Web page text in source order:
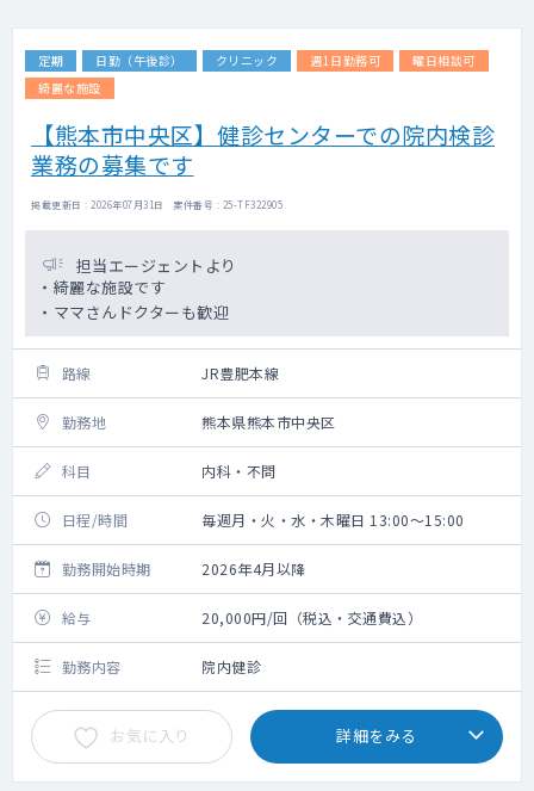
定期 日勤（午後診） クリニック 週1日勤務可
曜日相談可
綺麗な施設
【熊本市中央区】健診センターでの院内検診
業務の募集です
掲載更新日 : 2026年07月31日 案件番号 : 25-TF322905
担当エージェントより
・綺麗な施設です
・ママさんドクターも歓迎
路線 JR豊肥本線
勤務地 熊本県熊本市中央区
科目 内科・不問
日程/時間 毎週月・火・水・木曜日 13:00～15:00
勤務開始時期 2026年4月以降
給与 20,000円/回（税込・交通費込）
勤務内容 院内健診
お気に入り 詳細をみる